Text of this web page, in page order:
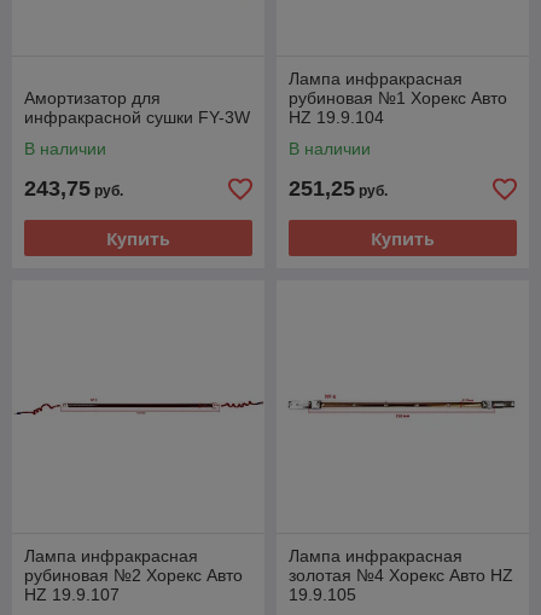
Амортизатор для
инфракрасной сушки FY-3W
В наличии
243,75 руб.
Купить
Лампа инфракрасная
рубиновая №1 Хорекс Авто
HZ 19.9.104
В наличии
251,25 руб.
Купить
Лампа инфракрасная
рубиновая №2 Хорекс Авто
HZ 19.9.107
Лампа инфракрасная
золотая №4 Хорекс Авто HZ
19.9.105